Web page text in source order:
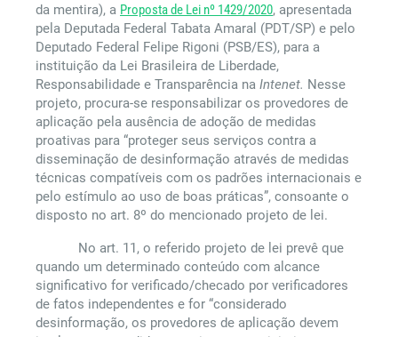
da mentira), a Proposta de Lei nº 1429/2020, apresentada
pela Deputada Federal Tabata Amaral (PDT/SP) e pelo
Deputado Federal Felipe Rigoni (PSB/ES), para a
instituição da Lei Brasileira de Liberdade,
Responsabilidade e Transparência na Intenet. Nesse
projeto, procura-se responsabilizar os provedores de
aplicação pela ausência de adoção de medidas
proativas para “proteger seus serviços contra a
disseminação de desinformação através de medidas
técnicas compatíveis com os padrões internacionais e
pelo estímulo ao uso de boas práticas”, consoante o
disposto no art. 8º do mencionado projeto de lei.
No art. 11, o referido projeto de lei prevê que
quando um determinado conteúdo com alcance
significativo for verificado/checado por verificadores
de fatos independentes e for “considerado
desinformação, os provedores de aplicação devem